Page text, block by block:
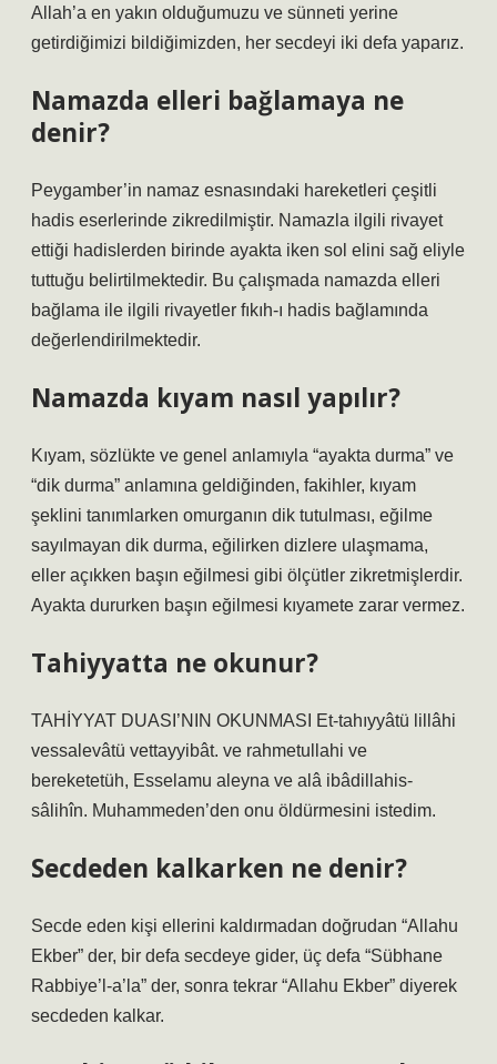
Allah’a en yakın olduğumuzu ve sünneti yerine
getirdiğimizi bildiğimizden, her secdeyi iki defa yaparız.
Namazda elleri bağlamaya ne
denir?
Peygamber’in namaz esnasındaki hareketleri çeşitli
hadis eserlerinde zikredilmiştir. Namazla ilgili rivayet
ettiği hadislerden birinde ayakta iken sol elini sağ eliyle
tuttuğu belirtilmektedir. Bu çalışmada namazda elleri
bağlama ile ilgili rivayetler fıkıh-ı hadis bağlamında
değerlendirilmektedir.
Namazda kıyam nasıl yapılır?
Kıyam, sözlükte ve genel anlamıyla “ayakta durma” ve
“dik durma” anlamına geldiğinden, fakihler, kıyam
şeklini tanımlarken omurganın dik tutulması, eğilme
sayılmayan dik durma, eğilirken dizlere ulaşmama,
eller açıkken başın eğilmesi gibi ölçütler zikretmişlerdir.
Ayakta dururken başın eğilmesi kıyamete zarar vermez.
Tahiyyatta ne okunur?
TAHİYYAT DUASI’NIN OKUNMASI Et-tahıyyâtü lillâhi
vessalevâtü vettayyibât. ve rahmetullahi ve
bereketetüh, Esselamu aleyna ve alâ ibâdillahis-
sâlihîn. Muhammeden’den onu öldürmesini istedim.
Secdeden kalkarken ne denir?
Secde eden kişi ellerini kaldırmadan doğrudan “Allahu
Ekber” der, bir defa secdeye gider, üç defa “Sübhane
Rabbiye’l-a’la” der, sonra tekrar “Allahu Ekber” diyerek
secdeden kalkar.